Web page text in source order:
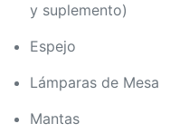
y suplemento)
Espejo
Lámparas de Mesa
Mantas